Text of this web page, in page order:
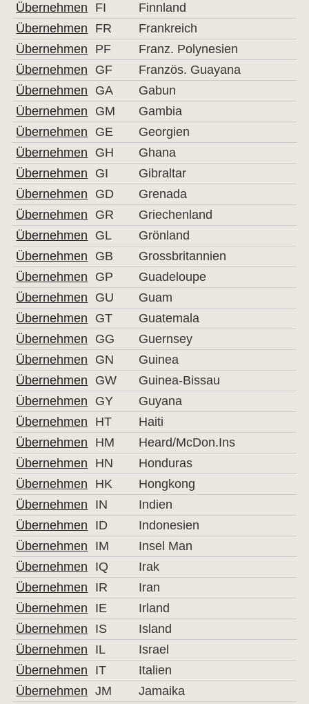
Übernehmen
FI
Finnland
Übernehmen
FR
Frankreich
Übernehmen
PF
Franz. Polynesien
Übernehmen
GF
Französ. Guayana
Übernehmen
GA
Gabun
Übernehmen
GM
Gambia
Übernehmen
GE
Georgien
Übernehmen
GH
Ghana
Übernehmen
GI
Gibraltar
Übernehmen
GD
Grenada
Übernehmen
GR
Griechenland
Übernehmen
GL
Grönland
Übernehmen
GB
Grossbritannien
Übernehmen
GP
Guadeloupe
Übernehmen
GU
Guam
Übernehmen
GT
Guatemala
Übernehmen
GG
Guernsey
Übernehmen
GN
Guinea
Übernehmen
GW
Guinea-Bissau
Übernehmen
GY
Guyana
Übernehmen
HT
Haiti
Übernehmen
HM
Heard/McDon.Ins
Übernehmen
HN
Honduras
Übernehmen
HK
Hongkong
Übernehmen
IN
Indien
Übernehmen
ID
Indonesien
Übernehmen
IM
Insel Man
Übernehmen
IQ
Irak
Übernehmen
IR
Iran
Übernehmen
IE
Irland
Übernehmen
IS
Island
Übernehmen
IL
Israel
Übernehmen
IT
Italien
Übernehmen
JM
Jamaika